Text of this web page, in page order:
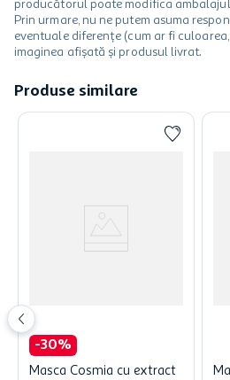
producătorul poate modifica
Prin urmare, nu ne putem asuma
eventuale diferențe (cum ar fi
imaginea afișată și produsul livrat.
Produse similare
-30%
Masca Cosmia cu extract